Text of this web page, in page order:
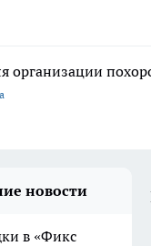
организации
новости
в «Фикс